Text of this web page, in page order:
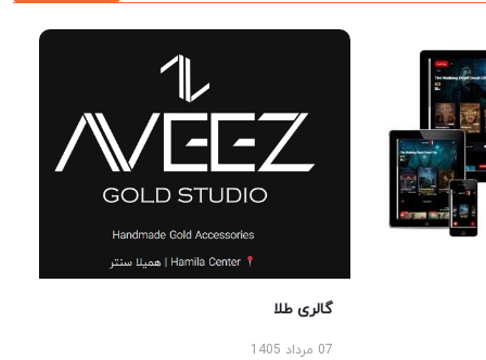
گالری طلا
07 مرداد 1405